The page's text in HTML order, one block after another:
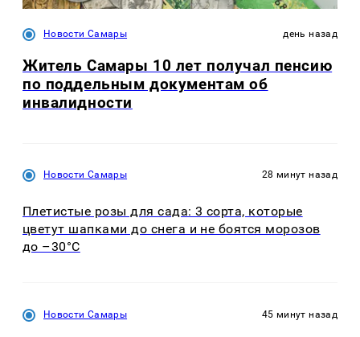
Новости Самары день назад
Житель Самары 10 лет получал пенсию
по поддельным документам об
инвалидности
Новости Самары 28 минут назад
Плетистые розы для сада: 3 сорта, которые
цветут шапками до снега и не боятся морозов
до –30°C
Новости Самары 45 минут назад